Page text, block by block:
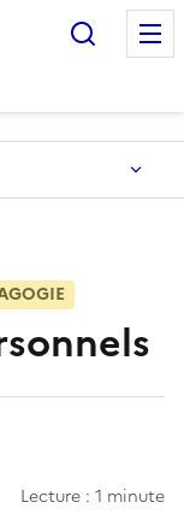
Lecture : 1 minute